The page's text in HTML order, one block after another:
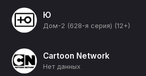
Ю
Дом-2 (628-я серия) (12+)
Cartoon Network
Нет данных